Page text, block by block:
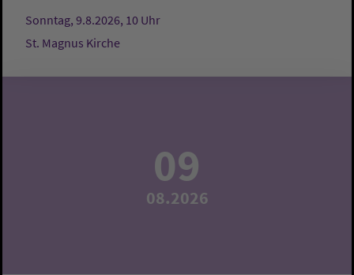
Sonntag, 9.8.2026, 10 Uhr
St. Magnus Kirche
09
08.2026